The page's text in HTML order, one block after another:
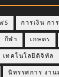
การเงิน กา
กีฬา เกษตร
เทคโนโลยีดิจิทัล
นิทรรศการ งาน